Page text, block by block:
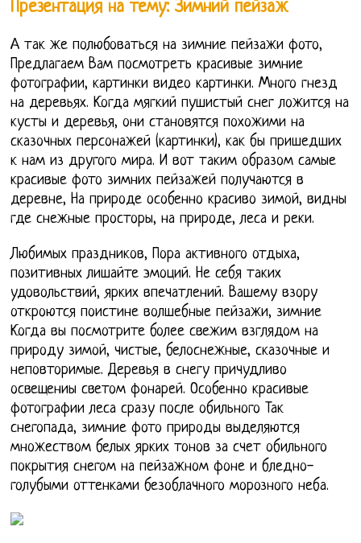
Презентация на тему: Зимний пейзаж
А так же полюбоваться на зимние пейзажи фото,
Предлагаем Вам посмотреть красивые зимние
фотографии, картинки видео картинки. Много гнезд
на деревьях. Когда мягкий пушистый снег ложится на
кусты и деревья, они становятся похожими на
сказочных персонажей (картинки), как бы пришедших
к нам из другого мира. И вот таким образом самые
красивые фото зимних пейзажей получаются в
деревне, На природе особенно красиво зимой, видны
где снежные просторы, на природе, леса и реки.
Любимых праздников, Пора активного отдыха,
позитивных лишайте эмоций. Не себя таких
удовольствий, ярких впечатлений. Вашему взору
откроются поистине волшебные пейзажи, зимние
Когда вы посмотрите более свежим взглядом на
природу зимой, чистые, белоснежные, сказочные и
неповторимые. Деревья в снегу причудливо
освещениы светом фонарей. Особенно красивые
фотографии леса сразу после обильного Так
снегопада, зимние фото природы выделяются
множеством белых ярких тонов за счет обильного
покрытия снегом на пейзажном фоне и бледно-
голубыми оттенками безоблачного морозного неба.